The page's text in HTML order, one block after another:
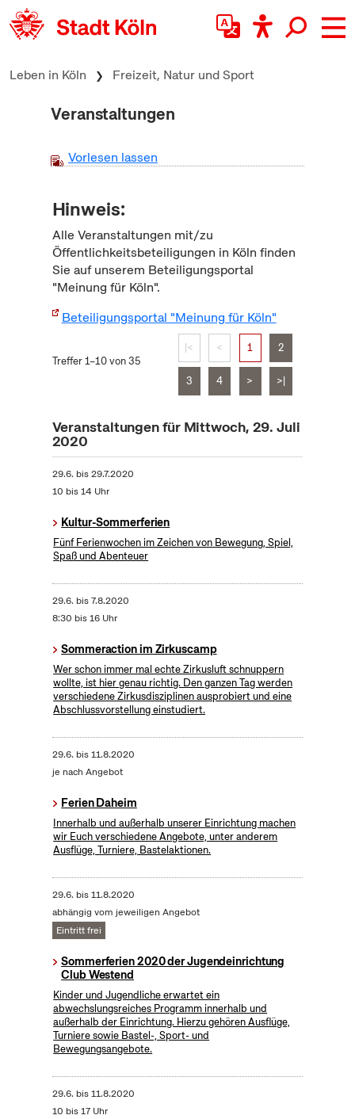
zum Inhalt springen
Leben in Köln Freizeit, Natur und Sport
Veranstaltungen
Vorlesen lassen
Hinweis:
Alle Veranstaltungen mit/zu
Öffentlichkeitsbeteiligungen in Köln finden
Sie auf unserem Beteiligungsportal
"Meinung für Köln".
Beteiligungsportal "Meinung für Köln"
Treffer 1–10 von 35
|< < 1 2
3 4 > >|
Veranstaltungen für Mittwoch, 29. Juli
2020
29.6. bis29.7.2020
10 bis 14 Uhr
Kultur-Sommerferien
Fünf Ferienwochen im Zeichen von Bewegung, Spiel,
Spaß und Abenteuer
29.6. bis7.8.2020
8:30 bis 16 Uhr
Sommeraction im Zirkuscamp
Wer schon immer mal echte Zirkusluft schnuppern
wollte, ist hier genau richtig. Den ganzen Tag werden
verschiedene Zirkusdisziplinen ausprobiert und eine
Abschlussvorstellung einstudiert.
29.6. bis11.8.2020
je nach Angebot
Ferien Daheim
Innerhalb und außerhalb unserer Einrichtung machen
wir Euch verschiedene Angebote, unter anderem
Ausflüge, Turniere, Bastelaktionen.
29.6. bis11.8.2020
abhängig vom jeweiligen Angebot
Eintritt frei
Sommerferien 2020 der Jugendeinrichtung
Club Westend
Kinder und Jugendliche erwartet ein
abwechslungsreiches Programm innerhalb und
außerhalb der Einrichtung. Hierzu gehören Ausflüge,
Turniere sowie Bastel-, Sport- und
Bewegungsangebote.
29.6. bis11.8.2020
10 bis 17 Uhr